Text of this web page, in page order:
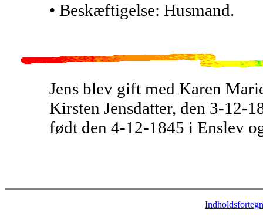
• Beskæftigelse: Husmand.
Jens blev gift med Karen
Kirsten Jensdatter, den 3-12-
født den 4-12-1845 i Enslev